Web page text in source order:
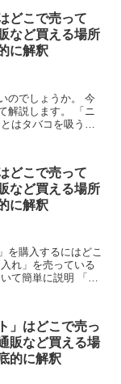
どこで売って
など買える場所
に解釈
のでしょうか。 今
解説します。 「ニ
はタバコを吸う習
どこで売って
など買える場所
に解釈
を購入するにはどこ
れ」を売っている
て簡単に説明 「上
」はどこで売っ
販など買える場
的に解釈